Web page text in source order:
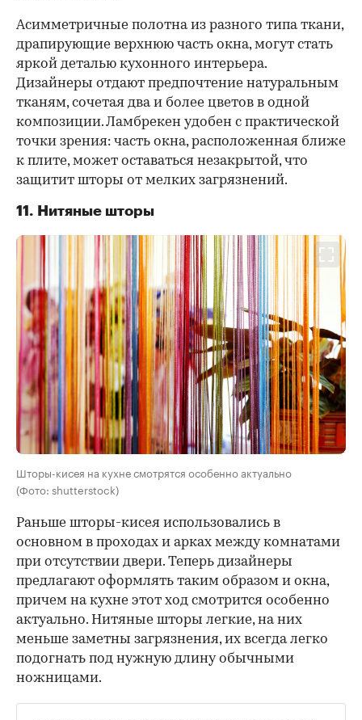
Асимметричные полотна из разного типа ткани,
драпирующие верхнюю часть окна, могут стать
яркой деталью кухонного интерьера.
Дизайнеры отдают предпочтение натуральным
тканям, сочетая два и более цветов в одной
композиции. Ламбрекен удобен с практической
точки зрения: часть окна, расположенная ближе
к плите, может оставаться незакрытой, что
защитит шторы от мелких загрязнений.
11. Нитяные шторы
Шторы-кисея на кухне смотрятся особенно актуально
(Фото: shutterstock)
Раньше шторы-кисея использовались в
основном в проходах и арках между комнатами
при отсутствии двери. Теперь дизайнеры
предлагают оформлять таким образом и окна,
причем на кухне этот ход смотрится особенно
актуально. Нитяные шторы легкие, на них
меньше заметны загрязнения, их всегда легко
подогнать под нужную длину обычными
ножницами.